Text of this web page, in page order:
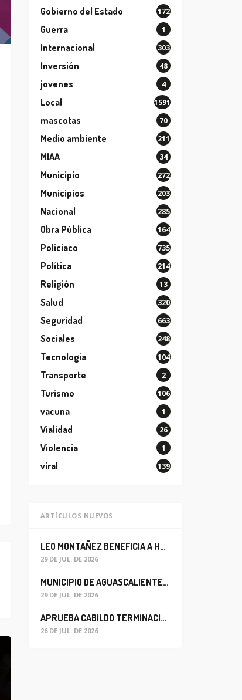
Gobierno del Estado 172
Guerra 1
Internacional 303
Inversión 48
jovenes 4
Local 1591
mascotas 70
Medio ambiente 211
MIAA 34
Municipio 272
Municipios 203
Nacional 285
Obra Pública 164
Policiaco 735
Política 214
Religión 13
Salud 320
Seguridad 663
Sociales 248
Tecnología 104
Transporte 2
Turismo 106
vacuna 1
Vialidad 26
Violencia 1
viral 139
ARTÍCULOS NUEVOS
LEO MONTAÑEZ BENEFICIA A HABITANTES DEL BARRIO DE LA SALUD CON MEJORA DEL ALCANTARILLADO SANITARIO
29 DE JUL. DE 2026
MUNICIPIO DE AGUASCALIENTES REABRE CIRCULACIÓN VEHICULAR EN LA CALLE JOSEFA ORTIZ DE DOMÍNGUEZ
29 DE JUL. DE 2026
APRUEBA CABILDO TERMINACIÓN ANTICIPADA DEL CONTRATO PARA EL PROYECTO DE MODERNIZACIÓN DEL SISTEMA DE ALUMBRADO
26 DE JUL. DE 2026